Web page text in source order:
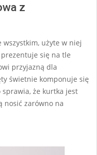
z
wszystkim, użyte w niej
się na tle
przyjazną dla
świetnie komponuje się
że kurtka jest
nosić zarówno na